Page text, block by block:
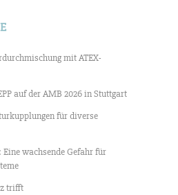
mit ATEX-
auf der AMB 2026 in Stuttgart
für diverse
wachsende Gefahr für
trifft